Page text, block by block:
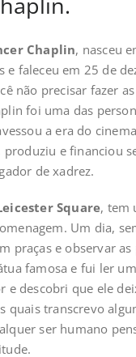
Chaplin, nasceu
e faleceu em 25 de
não precisar fazer
foi uma das
a era do
produziu e financiou
de xadrez.
Square, tem
Um dia,
praças e observar
famosa e fui ler
e descobri que ele
quais transcrevo
ser humano